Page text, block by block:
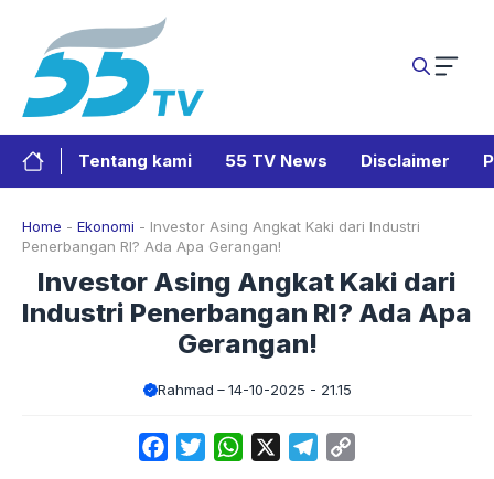
Tentang kami 55 TV News Disclaimer
Home - Ekonomi - Investor Asing Angkat Kaki dari Industri
Penerbangan RI? Ada Apa Gerangan!
Investor Asing Angkat Kaki dari
Industri Penerbangan RI? Ada Apa
Gerangan!
Rahmad 14-10-2025 - 21.15
FacebookTwitterWhatsApp Telegram